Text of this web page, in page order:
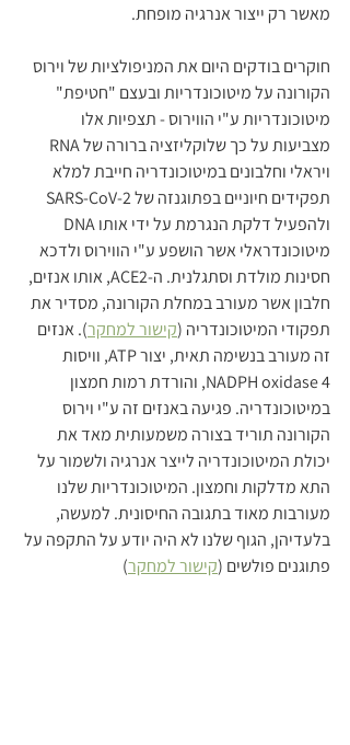
מאשר רק ייצור אנרגיה מופחת.
חוקרים בודקים היום את המניפולציות של וירוס
הקורונה על מיטוכונדריות ובעצם "חטיפת"
מיטוכונדריות ע"י הווירוס - תצפיות אלו
ויראלי וחלבונים במיטוכונדריה חייבת למלא
מיטוכונדראלי אשר הושפע ע"י הווירוס ולדכא
חסינות מולדת וסתגלנית. ה-ACE2, אותו אנזים,
חלבון אשר מעורב במחלת הקורונה, מסדיר את
תפקודי המיטוכונדריה (קישור למחקר). אנזים
זה מעורב בנשימה תאית, יצור ATP, וויסות
NADPH oxidase 4, והורדת רמות חמצון
במיטוכונדריה. פגיעה באנזים זה ע"י וירוס
הקורונה תוריד בצורה משמעותית מאד את
יכולת המיטוכונדריה לייצר אנרגיה ולשמור על
התא מדלקות וחמצון. המיטוכונדריות שלנו
מעורבות מאוד בתגובה החיסונית. למעשה,
בלעדיהן, הגוף שלנו לא היה יודע על התקפה על
פתוגנים פולשים (קישור למחקר)